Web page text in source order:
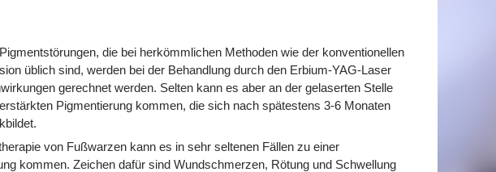
die bei herkömmlichen Methoden wie der konventionellen
üblich sind, werden bei der Behandlung durch den Erbium-YAG-Laser
gerechnet werden. Selten kann es aber an der gelaserten Stelle
Pigmentierung kommen, die sich nach spätestens 3-6 Monaten
von Fußwarzen kann es in sehr seltenen Fällen zu einer
kommen. Zeichen dafür sind Wundschmerzen, Rötung und Schwellung